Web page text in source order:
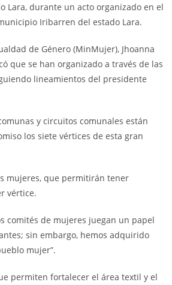
Lara, durante un acto organizado en el
Iribarren del estado Lara.
de Género (MinMujer), Jhoanna
que se han organizado a través de las
lineamientos del presidente
y circuitos comunales están
los siete vértices de esta gran
mujeres, que permitirán tener
vértice.
comités de mujeres juegan un papel
sin embargo, hemos adquirido
mujer”.
permiten fortalecer el área textil y el